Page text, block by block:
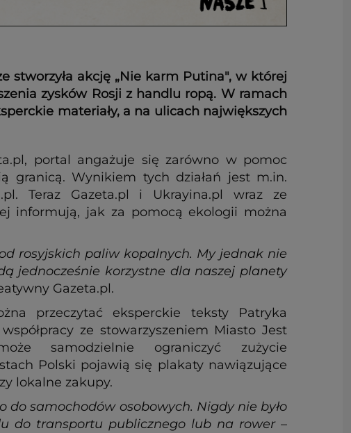
stworzyła akcję „Nie karm Putina", w której
zysków Rosji z handlu ropą. W ramach
materiały, a na ulicach największych
portal angażuje się zarówno w pomoc
granicą. Wynikiem tych działań jest m.in.
Teraz Gazeta.pl i Ukrayina.pl wraz ze
informują, jak za pomocą ekologii można
rosyjskich paliw kopalnych. My jednak nie
jednocześnie korzystne dla naszej planety
Gazeta.pl.
przeczytać eksperckie teksty Patryka
ze stowarzyszeniem Miasto Jest
samodzielnie ograniczyć zużycie
Polski pojawią się plakaty nawiązujące
lokalne zakupy.
samochodów osobowych. Nigdy nie było
do transportu publicznego lub na rower –